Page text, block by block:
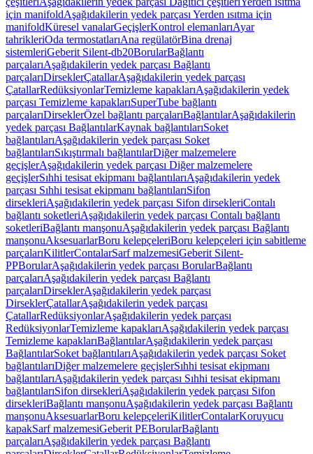
için manifoldAşağıdakilerin yedek parçası Yerden ısıtma için
manifoldKüresel vanalarGeçişlerKontrol elemanlarıAyar
tahrikleriOda termostatlarıAna regülatörBina drenaj
sistemleriGeberit Silent-db20BorularBağlantı
parçalarıAşağıdakilerin yedek parçası Bağlantı
parçalarıDirseklerÇatallarAşağıdakilerin yedek parçası
ÇatallarRedüksiyonlarTemizleme kapaklarıAşağıdakilerin yedek
parçası Temizleme kapaklarıSuperTube bağlantı
parçalarıDirseklerÖzel bağlantı parçalarıBağlantılarAşağıdakilerin
yedek parçası BağlantılarKaynak bağlantılarıSoket
bağlantılarıAşağıdakilerin yedek parçası Soket
bağlantılarıSıkıştırmalı bağlantılarDiğer malzemelere
geçişlerAşağıdakilerin yedek parçası Diğer malzemelere
geçişlerSıhhi tesisat ekipmanı bağlantılarıAşağıdakilerin yedek
parçası Sıhhi tesisat ekipmanı bağlantılarıSifon
dirsekleriAşağıdakilerin yedek parçası Sifon dirsekleriContalı
bağlantı soketleriAşağıdakilerin yedek parçası Contalı bağlantı
soketleriBağlantı manşonuAşağıdakilerin yedek parçası Bağlantı
manşonuAksesuarlarBoru kelepçeleriBoru kelepçeleri için sabitleme
parçalarıKilitlerContalarSarf malzemesiGeberit Silent-
PPBorularAşağıdakilerin yedek parçası BorularBağlantı
parçalarıAşağıdakilerin yedek parçası Bağlantı
parçalarıDirseklerAşağıdakilerin yedek parçası
DirseklerÇatallarAşağıdakilerin yedek parçası
ÇatallarRedüksiyonlarAşağıdakilerin yedek parçası
RedüksiyonlarTemizleme kapaklarıAşağıdakilerin yedek parçası
Temizleme kapaklarıBağlantılarAşağıdakilerin yedek parçası
BağlantılarSoket bağlantılarıAşağıdakilerin yedek parçası Soket
bağlantılarıDiğer malzemelere geçişlerSıhhi tesisat ekipmanı
bağlantılarıAşağıdakilerin yedek parçası Sıhhi tesisat ekipmanı
bağlantılarıSifon dirsekleriAşağıdakilerin yedek parçası Sifon
dirsekleriBağlantı manşonuAşağıdakilerin yedek parçası Bağlantı
manşonuAksesuarlarBoru kelepçeleriKilitlerContalarKoruyucu
kapakSarf malzemesiGeberit PEBorularBağlantı
parçalarıAşağıdakilerin yedek parçası Bağlantı